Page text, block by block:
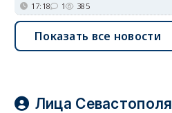
17:18 1 385
Показать все новости
Лица Севастополя